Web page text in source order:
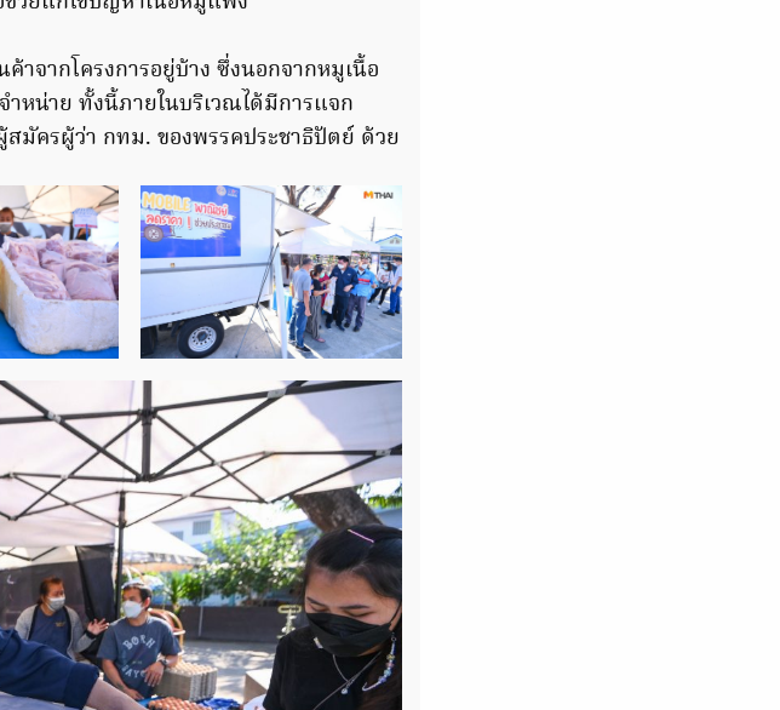
าจากโครงการอยู่บ้าง ซึ่งนอกจากหมูเนื้อ
หน่าย ทั้งนี้ภายในบริเวณได้มีการแจก
มัครผู้ว่า กทม. ของพรรคประชาธิปัตย์ ด้วย